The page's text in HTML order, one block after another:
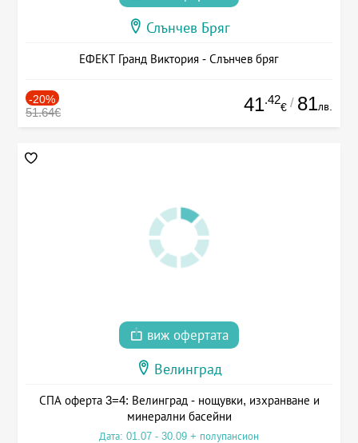
Слънчев Бряг
ЕФЕКТ Гранд Виктория - Слънчев бряг
-20%
51.64€ 41.42
€ / 81лв.
виж офертата
Велинград
СПА оферта 3=4: Велинград - нощувки, изхранване и
минерални басейни
Дата: 01.07 - 30.09 + полупансион